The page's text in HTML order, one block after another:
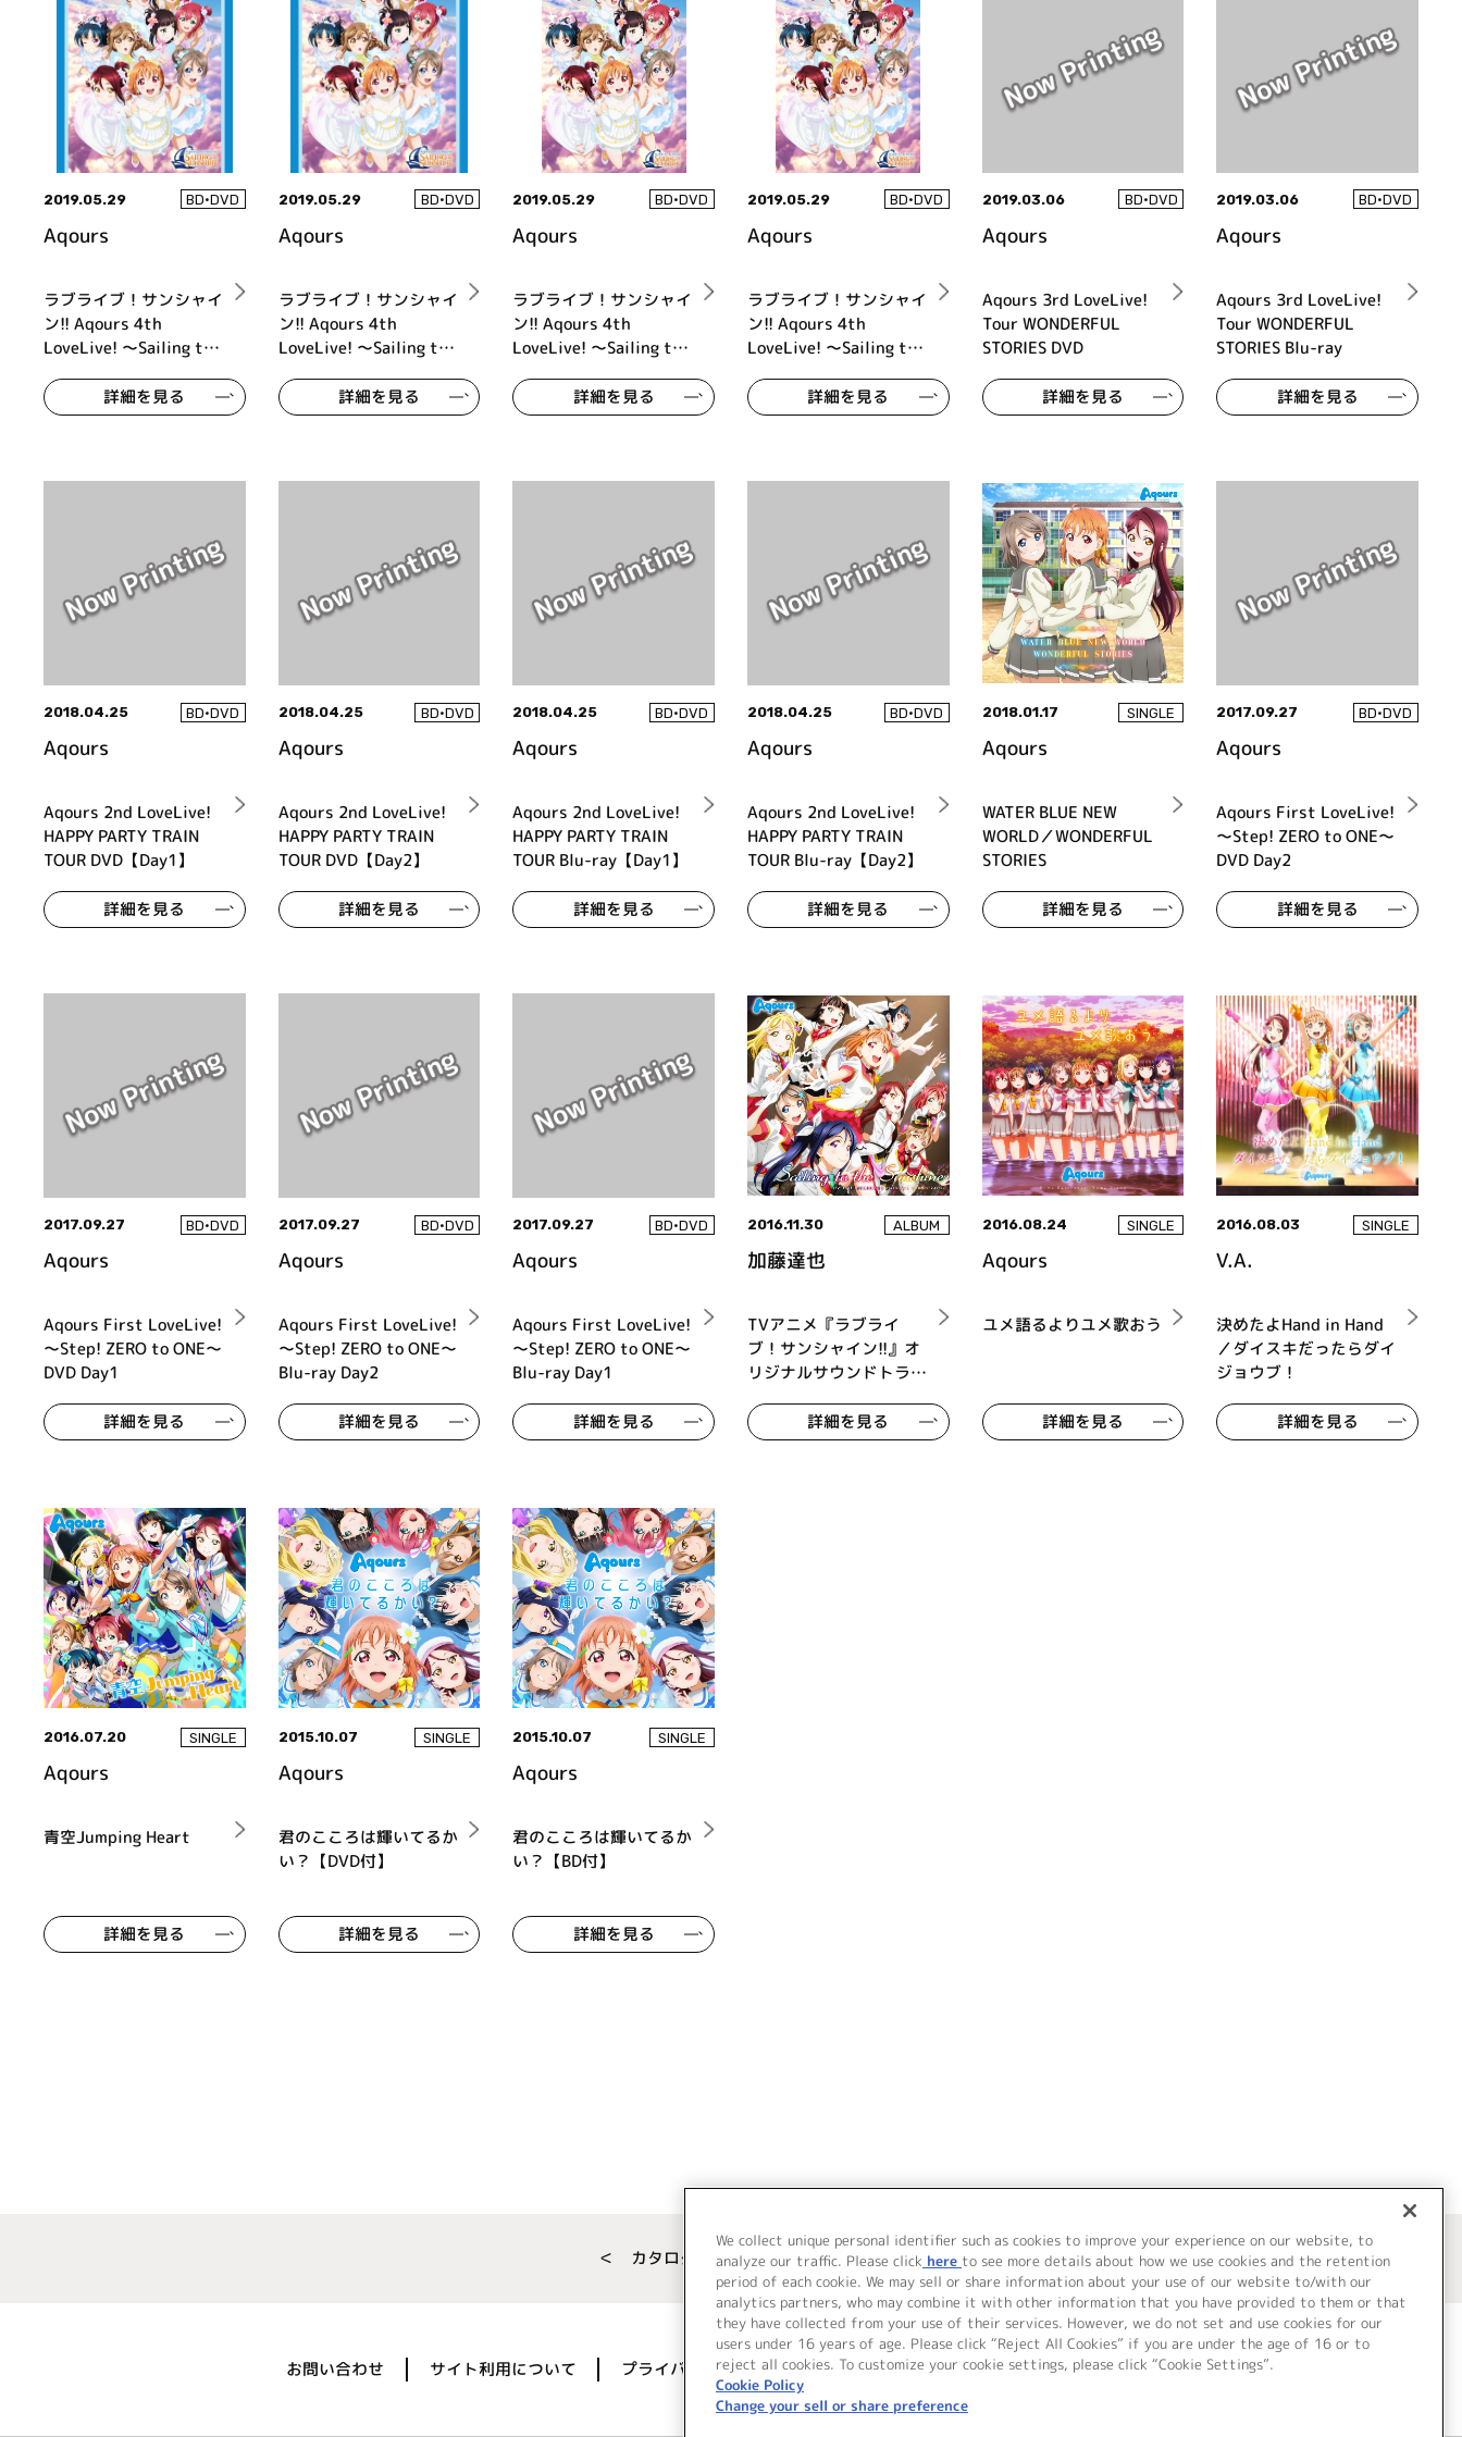
2019.05.29 BD•DVD
Aqours
ラブライブ！サンシャイ
ン!! Aqours 4th
LoveLive! ～Sailing to
DAY2
詳細を見る
2019.05.29 BD•DVD
Aqours
ラブライブ！サンシャイ
ン!! Aqours 4th
LoveLive! ～Sailing to
DAY1
詳細を見る
2019.05.29 BD•DVD
Aqours
ラブライブ！サンシャイ
ン!! Aqours 4th
LoveLive! ～Sailing to
DAY1
詳細を見る
2019.05.29 BD•DVD
Aqours
ラブライブ！サンシャイ
ン!! Aqours 4th
LoveLive! ～Sailing to
DAY2
詳細を見る
2019.03.06 BD•DVD
Aqours
Aqours 3rd LoveLive!
Tour WONDERFUL
STORIES DVD
詳細を見る
2019.03.06 BD•DVD
Aqours
Aqours 3rd LoveLive!
Tour WONDERFUL
STORIES Blu-ray
詳細を見る
2018.04.25 BD•DVD
Aqours
Aqours 2nd LoveLive!
HAPPY PARTY TRAIN
TOUR DVD【Day1】
詳細を見る
2018.04.25 BD•DVD
Aqours
Aqours 2nd LoveLive!
HAPPY PARTY TRAIN
TOUR DVD【Day2】
詳細を見る
2018.04.25 BD•DVD
Aqours
Aqours 2nd LoveLive!
HAPPY PARTY TRAIN
TOUR Blu-ray【Day1】
詳細を見る
2018.04.25 BD•DVD
Aqours
Aqours 2nd LoveLive!
HAPPY PARTY TRAIN
TOUR Blu-ray【Day2】
詳細を見る
2018.01.17 SINGLE
Aqours
WATER BLUE NEW
WORLD／WONDERFUL
STORIES
詳細を見る
2017.09.27 BD•DVD
Aqours
Aqours First LoveLive!
～Step! ZERO to ONE～
DVD Day2
詳細を見る
2017.09.27 BD•DVD
Aqours
Aqours First LoveLive!
～Step! ZERO to ONE～
DVD Day1
詳細を見る
2017.09.27 BD•DVD
Aqours
Aqours First LoveLive!
～Step! ZERO to ONE～
Blu-ray Day2
詳細を見る
2017.09.27 BD•DVD
Aqours
Aqours First LoveLive!
～Step! ZERO to ONE～
Blu-ray Day1
詳細を見る
2016.11.30 ALBUM
加藤達也
TVアニメ『ラブライ
ブ！サンシャイン!!』オ
リジナルサウンドトラッ
Sunshine詳細を見る
2016.08.24 SINGLE
Aqours
ユメ語るよりユメ歌おう
詳細を見る
2016.08.03 SINGLE
V.A.
決めたよHand in Hand
／ダイスキだったらダイ
ジョウブ！
詳細を見る
2016.07.20 SINGLE
Aqours
青空Jumping Heart
詳細を見る
2015.10.07 SINGLE
Aqours
君のこころは輝いてるか
い？【DVD付】
詳細を見る
2015.10.07 SINGLE
Aqours
君のこころは輝いてるか
い？【BD付】
詳細を見る
＜ カタログサイト トップページへ
お問い合わせ サイト利用について プライバシーポリシー 著作権／肖像権について Cookie Settings
We collect unique personal identifier such as cookies to improve your experience on our website, to
analyze our traffic. Please click here to see more details about how we use cookies and the retention
period of each cookie. We may sell or share information about your use of our website to/with our
analytics partners, who may combine it with other information that you have provided to them or that
they have collected from your use of their services. However, we do not set and use cookies for our
users under 16 years of age. Please click “Reject All Cookies” if you are under the age of 16 or to
reject all cookies. To customize your cookie settings, please click “Cookie Settings”.
Cookie Policy
Change your sell or share preference